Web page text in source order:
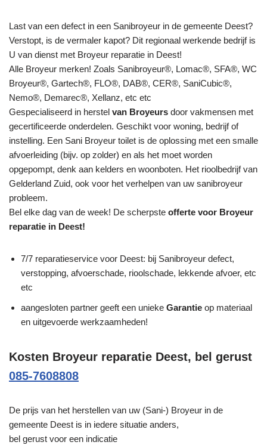
Last van een defect in een Sanibroyeur in de gemeente Deest?
Verstopt, is de vermaler kapot? Dit regionaal werkende bedrijf is
U van dienst met Broyeur reparatie in Deest!
Alle Broyeur merken! Zoals Sanibroyeur®, Lomac®, SFA®, WC
Broyeur®, Gartech®, FLO®, DAB®, CER®, SaniCubic®,
Nemo®, Demarec®, Xellanz, etc etc
Gespecialiseerd in herstel van Broyeurs door vakmensen met
gecertificeerde onderdelen. Geschikt voor woning, bedrijf of
instelling. Een Sani Broyeur toilet is de oplossing met een smalle
afvoerleiding (bijv. op zolder) en als het moet worden
opgepompt, denk aan kelders en woonboten. Het rioolbedrijf van
Gelderland Zuid, ook voor het verhelpen van uw sanibroyeur
probleem.
Bel elke dag van de week! De scherpste offerte voor Broyeur
reparatie in Deest!
7/7 reparatieservice voor Deest: bij Sanibroyeur defect,
verstopping, afvoerschade, rioolschade, lekkende afvoer, etc
etc
aangesloten partner geeft een unieke Garantie op materiaal
en uitgevoerde werkzaamheden!
Kosten Broyeur reparatie Deest, bel gerust
085-7608808
De prijs van het herstellen van uw (Sani-) Broyeur in de
gemeente Deest is in iedere situatie anders,
bel gerust voor een indicatie